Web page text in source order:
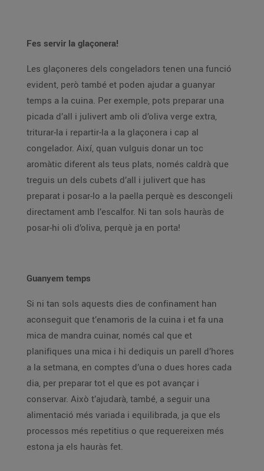
Fes servir la glaçonera!
Les glaçoneres dels congeladors tenen una funció
evident, però també et poden ajudar a guanyar
temps a la cuina. Per exemple, pots preparar una
picada d’all i julivert amb oli d’oliva verge extra,
triturar-la i repartir-la a la glaçonera i cap al
congelador. Així, quan vulguis donar un toc
aromàtic diferent als teus plats, només caldrà que
treguis un dels cubets d’all i julivert que has
preparat i posar-lo a la paella perquè es descongeli
directament amb l’escalfor. Ni tan sols hauràs de
posar-hi oli d’oliva, perquè ja en porta!
Guanyem temps
Si ni tan sols aquests dies de confinament han
aconseguit que t’enamoris de la cuina i et fa una
mica de mandra cuinar, només cal que et
planifiques una mica i hi dediquis un parell d’hores
a la setmana, en comptes d’una o dues hores cada
dia, per preparar tot el que es pot avançar i
conservar. Això t’ajudarà, també, a seguir una
alimentació més variada i equilibrada, ja que els
processos més repetitius o que requereixen més
estona ja els hauràs fet.